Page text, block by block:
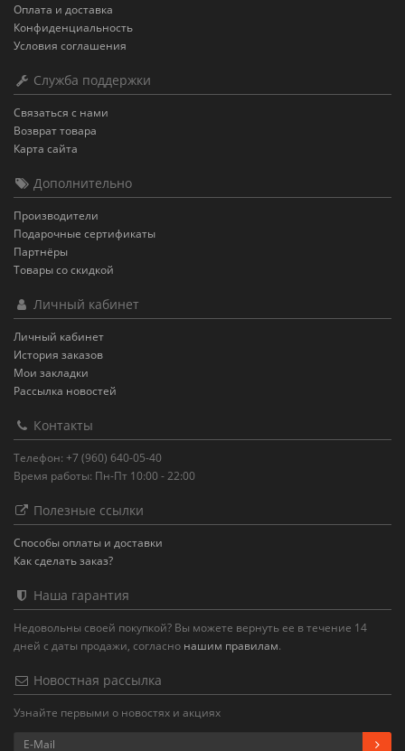
Оплата и доставка
Конфиденциальность
Условия соглашения
Служба поддержки
Связаться с нами
Возврат товара
Карта сайта
Дополнительно
Производители
Подарочные сертификаты
Партнёры
Товары со скидкой
Личный кабинет
Личный кабинет
История заказов
Мои закладки
Рассылка новостей
Контакты
Телефон: +7 (960) 640-05-40
Время работы: Пн-Пт 10:00 - 22:00
Полезные ссылки
Способы оплаты и доставки
Как сделать заказ?
Наша гарантия
Недовольны своей покупкой? Вы можете вернуть ее в течение 14
дней с даты продажи, согласно нашим правилам.
Новостная рассылка
Узнайте первыми о новостях и акциях